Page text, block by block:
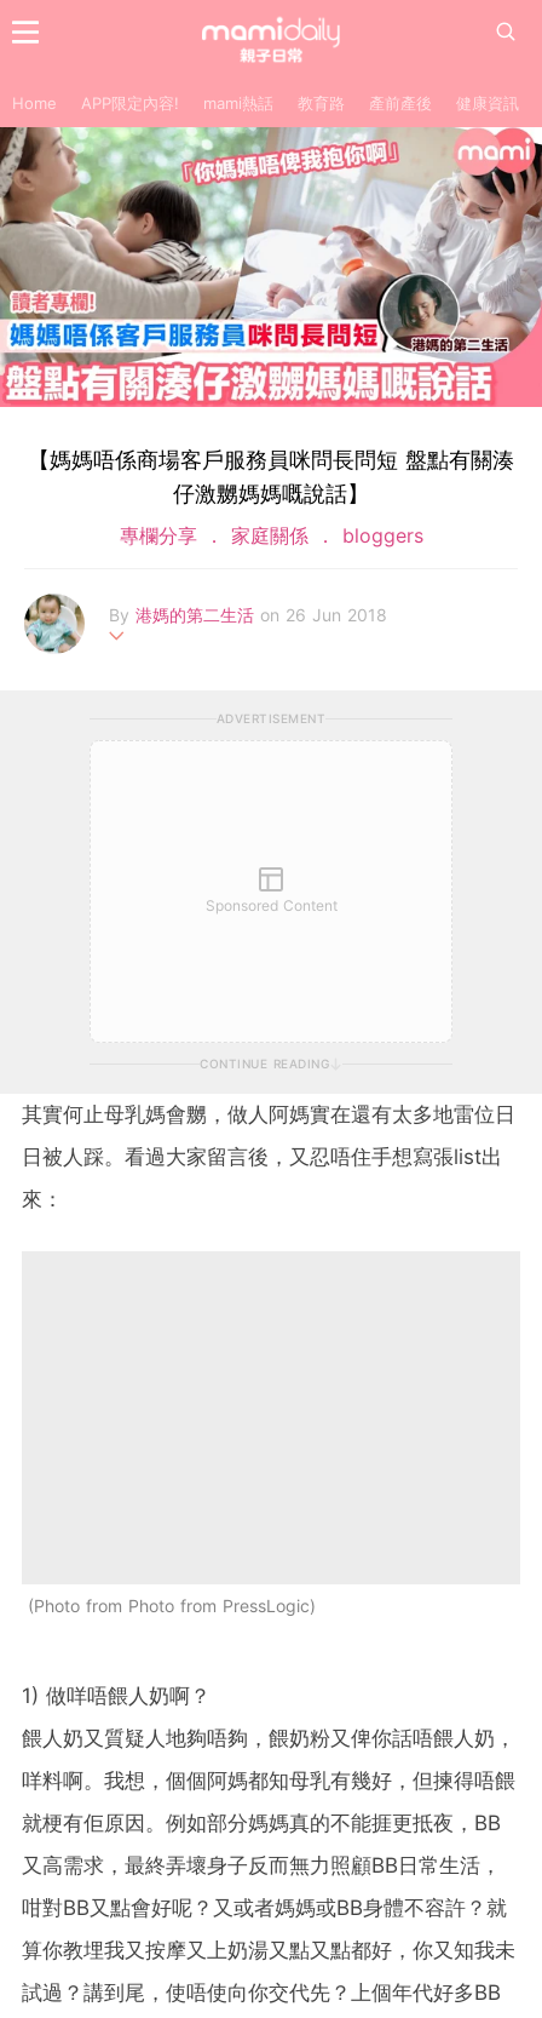
Home APP限定內容! mami熱話 教育路 產前產後 健康資訊
【媽媽唔係商場客戶服務員咪問長問短 盤點有關湊
仔激嬲媽媽嘅說話】
專欄分享 家庭關係 bloggers
By 港媽的第二生活 on 26 Jun 2018
己嘅子女。決定開個Blog分享自己努力尋找work-life balance的過
ADVERTISEMENT
Sponsored Content
CONTINUE READING
其實何止母乳媽會嬲，做人阿媽實在還有太多地雷位日
日被人踩。看過大家留言後，又忍唔住手想寫張list出
來：
Photo from Photo from PressLogic
1) 做咩唔餵人奶啊？
餵人奶又質疑人地夠唔夠，餵奶粉又俾你話唔餵人奶，
咩料啊。我想，個個阿媽都知母乳有幾好，但揀得唔餵
就梗有佢原因。例如部分媽媽真的不能捱更抵夜，BB
又高需求，最終弄壞身子反而無力照顧BB日常生活，
咁對BB又點會好呢？又或者媽媽或BB身體不容許？就
算你教埋我又按摩又上奶湯又點又點都好，你又知我未
試過？講到尾，使唔使向你交代先？上個年代好多BB